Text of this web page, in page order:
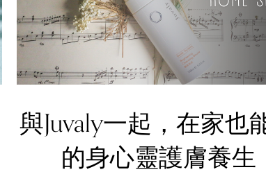
與Juvaly一起，在家也
的身心靈護膚養生